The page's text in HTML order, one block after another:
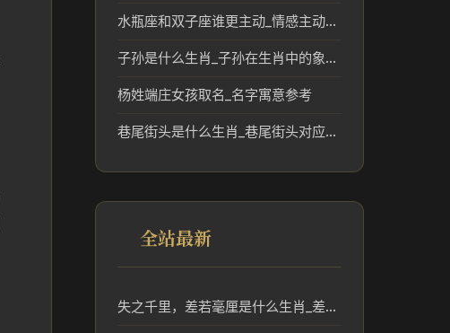
水瓶座和双子座谁更主动_情感主动度解读
子孙是什么生肖_子孙在生肖中的象征与传统分析
杨姓端庄女孩取名_名字寓意参考
巷尾街头是什么生肖_巷尾街头对应的生肖文化解读
全站最新
失之千里，差若毫厘是什么生肖_差之毫厘失之千里对应生肖分析